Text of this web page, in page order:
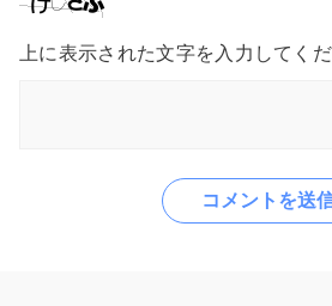
上に表示された文字を入力してくだ